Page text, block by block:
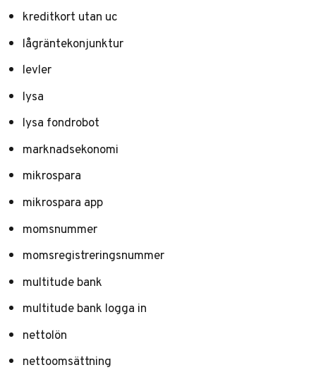
kreditkort utan uc
lågräntekonjunktur
levler
lysa
lysa fondrobot
marknadsekonomi
mikrospara
mikrospara app
momsnummer
momsregistreringsnummer
multitude bank
multitude bank logga in
nettolön
nettoomsättning